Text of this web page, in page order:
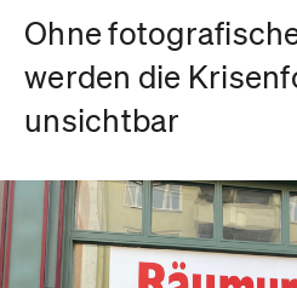
Ohne
werden die
unsichtbar